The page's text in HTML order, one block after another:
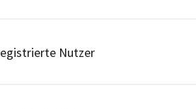
Nutzer